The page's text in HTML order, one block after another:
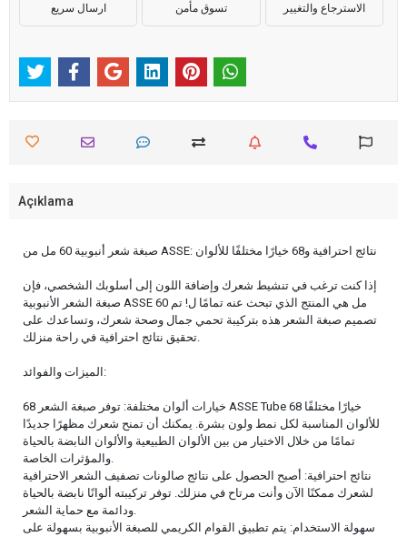
ارسال سريع تسوق مأمن الاسترجاع والتغيير
Açıklama
صبغة شعر أنبوبية 60 مل من ASSE: نتائج احترافية و68 خيارًا مختلفًا للألوان
إذا كنت ترغب في تنشيط شعرك وإضافة اللون إلى أسلوبك الشخصي، فإن
صبغة الشعر الأنبوبية ASSE 60 مل هي المنتج الذي تبحث عنه تمامًا ل! تم
تصميم صبغة الشعر هذه بتركيبة تحمي جمال وصحة شعرك، وتساعدك على
تحقيق نتائج احترافية في راحة منزلك.
الميزات والفوائد:
68 خيارات ألوان مختلفة: توفر صبغة الشعر ASSE Tube 68 خيارًا مختلفًا
للألوان المناسبة لكل نمط ولون بشرة. يمكنك أن تمنح شعرك مظهرًا جديدًا
تمامًا من خلال الاختيار من بين الألوان الطبيعية والألوان النابضة بالحياة
والمؤثرات الخاصة.
نتائج احترافية: أصبح الحصول على نتائج صالونات تصفيف الشعر الاحترافية
لشعرك ممكنًا الآن وأنت مرتاح في منزلك. توفر تركيبته ألوانًا نابضة بالحياة
ودائمة مع حماية الشعر.
سهولة الاستخدام: يتم تطبيق القوام الكريمي للصبغة الأنبوبية بسهولة على